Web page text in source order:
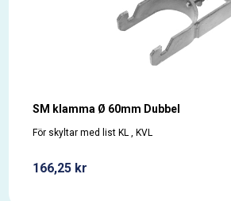
SM klamma Ø 60mm Dubbel
För skyltar med list KL , KVL
166,25 kr